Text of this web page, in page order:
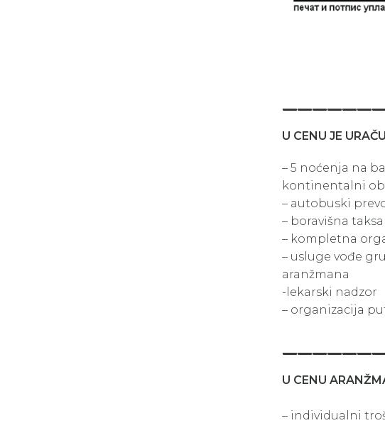
U CENU JE
– 5 noćenja na
kontinentalni
– autobuski
– boravišna taksa
– kompletna
– usluge vođe
aranžmana
-lekarski nadzor
– organizacija
U CENU
– individualni